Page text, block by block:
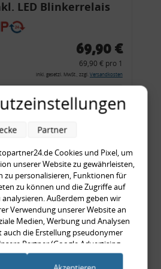
LED Blinkerrelais
14
69,90 €
69,90 € pro 1
inkl. gesetzl. MwSt., zzgl. Versandkosten
Merkzettel
mit
rot, US-Ecken,
80 Cabrio, Typ 89,
Nr.: 8G0945225 +
999,99 €
999,99 € pro 1
Cookies und Pixel, um
unserer Website zu gewährleisten,
zu personalisieren, Funktionen für
zu können und die Zugriffe auf
Außerdem geben wir
Verwendung unserer Website an
Medien, Werbung und Analysen
auch die Erstellung pseudonymer
Partner (Google Advertising
Informationen möglicherweise mit
die Sie ihnen bereitgestellt haben
Partner